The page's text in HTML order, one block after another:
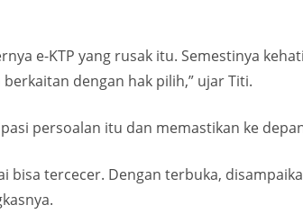
e-KTP yang rusak itu. Semestinya
dengan hak pilih,” ujar Titi.
persoalan itu dan memastikan ke
bisa tercecer. Dengan terbuka,